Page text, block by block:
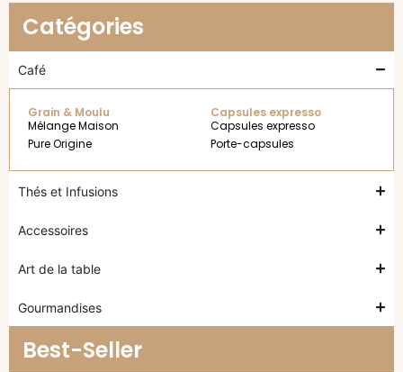
Catégories
Café
Grain & Moulu
Mélange Maison
Pure Origine
Capsules expresso
Capsules expresso
Porte-capsules
Thés et Infusions
Accessoires
Art de la table
Gourmandises
Best-Seller